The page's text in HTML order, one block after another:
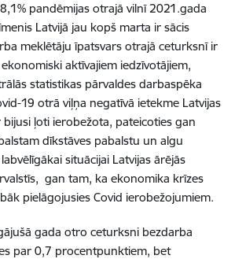
pandēmijas otrajā vilnī 2021.gada
Latvijā jau kopš marta ir sācis
meklētāju īpatsvars otrajā ceturksnī ir
aktīvajiem iedzīvotājiem,
statistikas pārvaldes darbaspēka
19 otrā viļņa negatīvā ietekme Latvijas
ļoti ierobežota, pateicoties gan
dīkstāves pabalstu un algu
situācijai Latvijas ārējās
gan tam, ka ekonomika krīzes
pielāgojusies Covid ierobežojumiem.
gada otro ceturksni bezdarba
par 0,7 procentpunktiem, bet